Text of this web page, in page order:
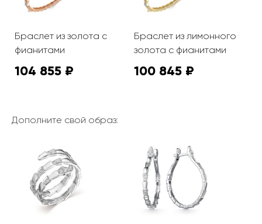
Браслет из золота с
фианитами
104 855 ₽
Браслет из лимонного
золота с фианитами
100 845 ₽
Дополните свой образ: